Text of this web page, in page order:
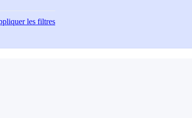
les filtres